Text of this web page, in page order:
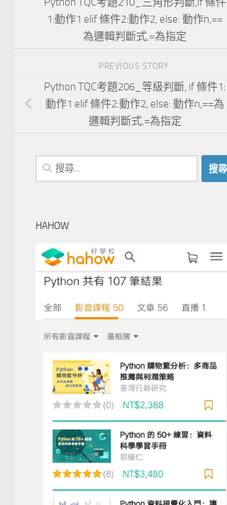
1:動作1 elif 條件2:動作2, else: 動作n,==
為邏輯判斷式,=為指定
PREVIOUS STORY
Python TQC考題206_等級判斷, if 條件1:
動作1 elif 條件2:動作2, else: 動作n,==為
邏輯判斷式,=為指定
搜
尋
字:
HAHOW